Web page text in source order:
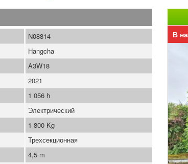
В
N08814
Hangcha
A3W18
2021
1 056 h
Электрический
1 800 Kg
Трехсекционная
4,5 m